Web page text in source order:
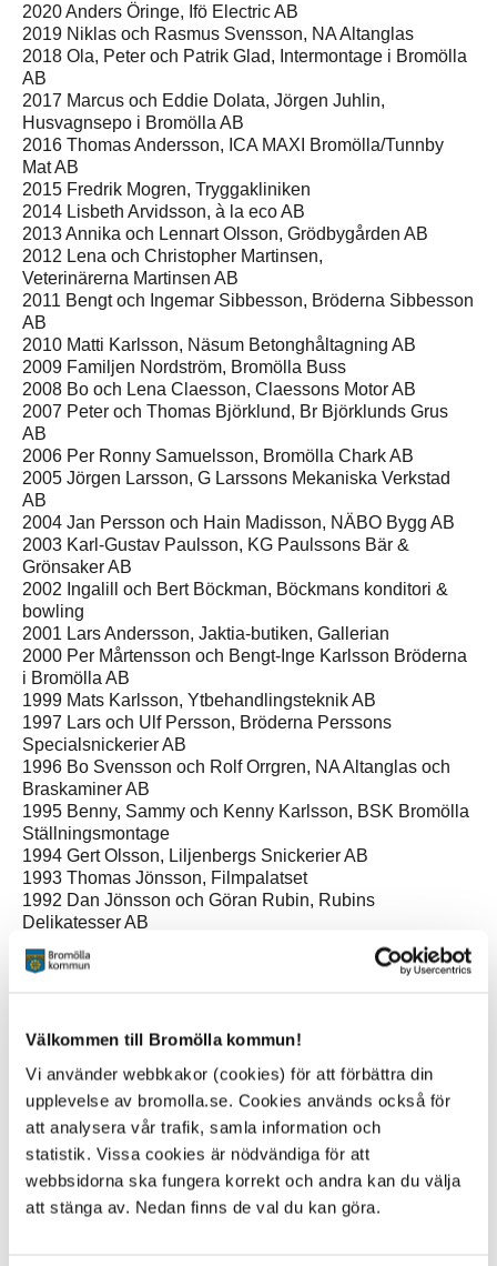
Välkommen till Bromölla kommun!
Vi använder webbkakor (cookies) för att förbättra din
upplevelse av bromolla.se. Cookies används också för
att analysera vår trafik, samla information och
statistik. Vissa cookies är nödvändiga för att
webbsidorna ska fungera korrekt och andra kan du välja
att stänga av. Nedan finns de val du kan göra.
2020 Anders Öringe, Ifö Electric AB
2019 Niklas och Rasmus Svensson, NA Altanglas
2018 Ola, Peter och Patrik Glad, Intermontage i Bromölla
AB
2017 Marcus och Eddie Dolata, Jörgen Juhlin,
Husvagnsepo i Bromölla AB
2016 Thomas Andersson, ICA MAXI Bromölla/Tunnby
Mat AB
2015 Fredrik Mogren, Tryggakliniken
2014 Lisbeth Arvidsson, à la eco AB
2013 Annika och Lennart Olsson, Grödbygården AB
2012 Lena och Christopher Martinsen,
Veterinärerna Martinsen AB
2011 Bengt och Ingemar Sibbesson, Bröderna Sibbesson
AB
2010 Matti Karlsson, Näsum Betonghåltagning AB
2009 Familjen Nordström, Bromölla Buss
2008 Bo och Lena Claesson, Claessons Motor AB
2007 Peter och Thomas Björklund, Br Björklunds Grus
AB
2006 Per Ronny Samuelsson, Bromölla Chark AB
2005 Jörgen Larsson, G Larssons Mekaniska Verkstad
AB
2004 Jan Persson och Hain Madisson, NÄBO Bygg AB
2003 Karl-Gustav Paulsson, KG Paulssons Bär &
Grönsaker AB
2002 Ingalill och Bert Böckman, Böckmans konditori &
bowling
2001 Lars Andersson, Jaktia-butiken, Gallerian
2000 Per Mårtensson och Bengt-Inge Karlsson Bröderna
i Bromölla AB
1999 Mats Karlsson, Ytbehandlingsteknik AB
1997 Lars och Ulf Persson, Bröderna Perssons
Specialsnickerier AB
1996 Bo Svensson och Rolf Orrgren, NA Altanglas och
Braskaminer AB
1995 Benny, Sammy och Kenny Karlsson, BSK Bromölla
Ställningsmontage
1994 Gert Olsson, Liljenbergs Snickerier AB
1993 Thomas Jönsson, Filmpalatset
1992 Dan Jönsson och Göran Rubin, Rubins
Delikatesser AB
1991 Bertil Ljungholm, Bromölla Glasmästeri HB
1990 Rolf och Bengt Persson, Radiohuset
1987 Kjell Ohlin, Bromölla Taktäckning HB
verkstad
1985 Erik Bryhagen, Bromölla Tryck AB